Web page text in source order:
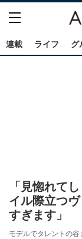
連載 ライフ グ
「見惚れて
イル際立つ
すぎます」
モデルでタレントの